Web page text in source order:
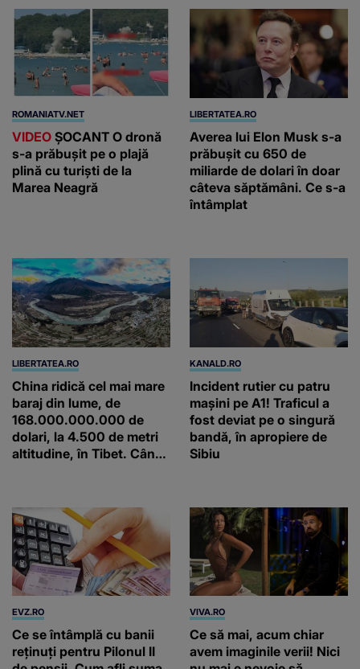
ROMANIATV.NET
VIDEO ŞOCANT O dronă
s-a prăbuşit pe o plajă
plină cu turişti de la
Marea Neagră
LIBERTATEA.RO
Averea lui Elon Musk s-a
prăbușit cu 650 de
miliarde de dolari în doar
câteva săptămâni. Ce s-a
întâmplat
LIBERTATEA.RO
China ridică cel mai mare
baraj din lume, de
168.000.000.000 de
dolari, la 4.500 de metri
altitudine, în Tibet. Când
KANALD.RO
Incident rutier cu patru
mașini pe A1! Traficul a
fost deviat pe o singură
bandă, în apropiere de
Sibiu
EVZ.RO
Ce se întâmplă cu banii
reținuți pentru Pilonul II
VIVA.RO
Ce să mai, acum chiar
avem imaginile verii! Nici